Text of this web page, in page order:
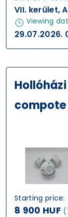
VII. kerület,
Viewing
29.07.2026.
compote
Starting price:
8 900 HUF